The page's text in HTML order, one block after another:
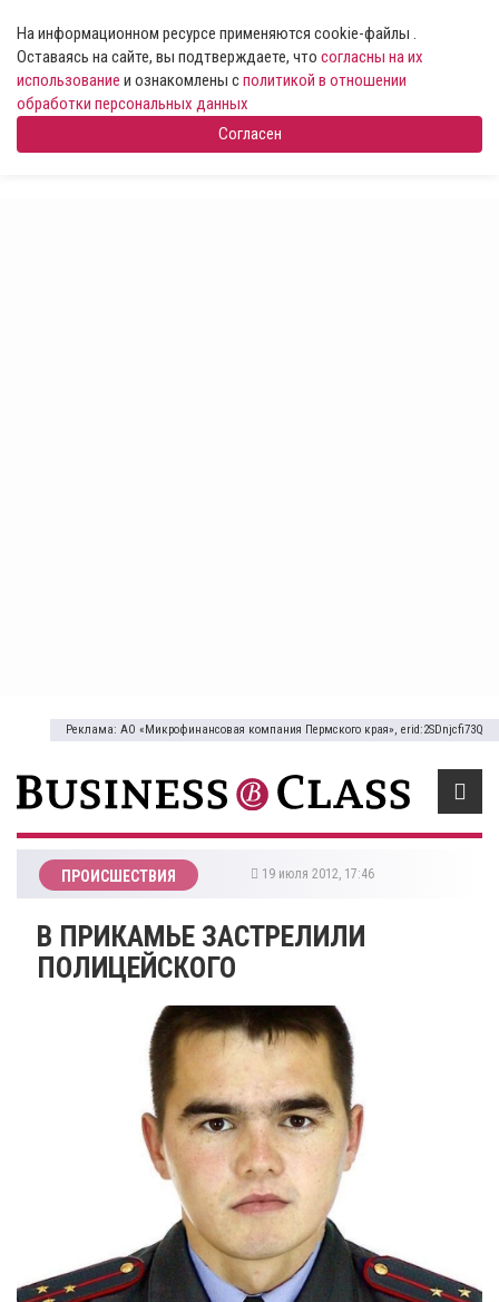
На информационном ресурсе применяются cookie-файлы .
Оставаясь на сайте, вы подтверждаете, что согласны на их
использование и ознакомлены сполитикой в отношении
обработки персональных данных
Согласен
Реклама: АО «Микрофинансовая компания Пермского края», erid:2SDnjcfi73Q
ПРОИСШЕСТВИЯ 19 июля 2012, 17:46
В ПРИКАМЬЕ ЗАСТРЕЛИЛИ
ПОЛИЦЕЙСКОГО